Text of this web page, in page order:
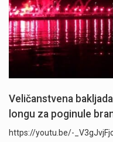
Veličanstvena
longu za poginule
https://youtu.be/-